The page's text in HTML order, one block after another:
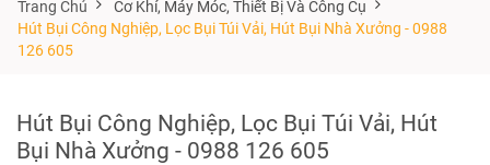
Trang Chủ
Cơ Khí, Máy Móc, Thiết Bị Và Công Cụ
Hút Bụi Công Nghiệp, Lọc Bụi Túi Vải, Hút Bụi Nhà Xưởng - 0988
126 605
Hút Bụi Công Nghiệp, Lọc Bụi Túi Vải, Hút
Bụi Nhà Xưởng - 0988 126 605